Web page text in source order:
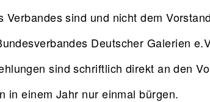
Verbandes sind und nicht dem
Deutscher Galerien
sind schriftlich direkt an den
in einem Jahr nur einmal bürgen.